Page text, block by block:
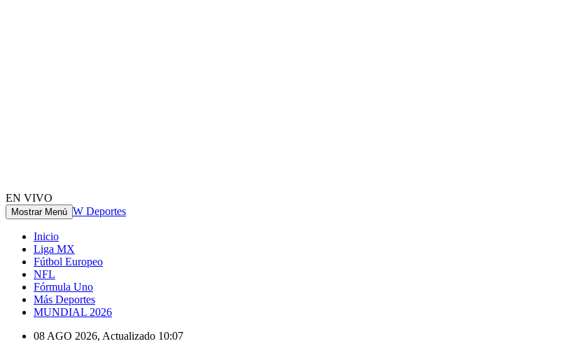
EN VIVO
Mostrar Menú W Deportes
Inicio
Liga MX
Fútbol Europeo
NFL
Fórmula Uno
Más Deportes
MUNDIAL 2026
08 AGO 2026, Actualizado 10:07